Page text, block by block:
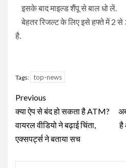
इसके बाद माइल्ड शैंपू से बाल धो लें.
बेहतर रिजल्ट के लिए इसे हफ्ते में 2 से
है.
Tags: top-news
Continue
Reading
Previous
क्या ऐप से बंद हो सकता है ATM?
वायरल वीडियो ने बढ़ाई चिंता,
एक्सपर्ट्स ने बताया सच
है